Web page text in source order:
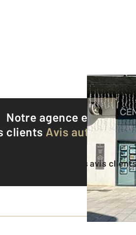
Notre agence est notée
clients Avis
Voir tous les avis